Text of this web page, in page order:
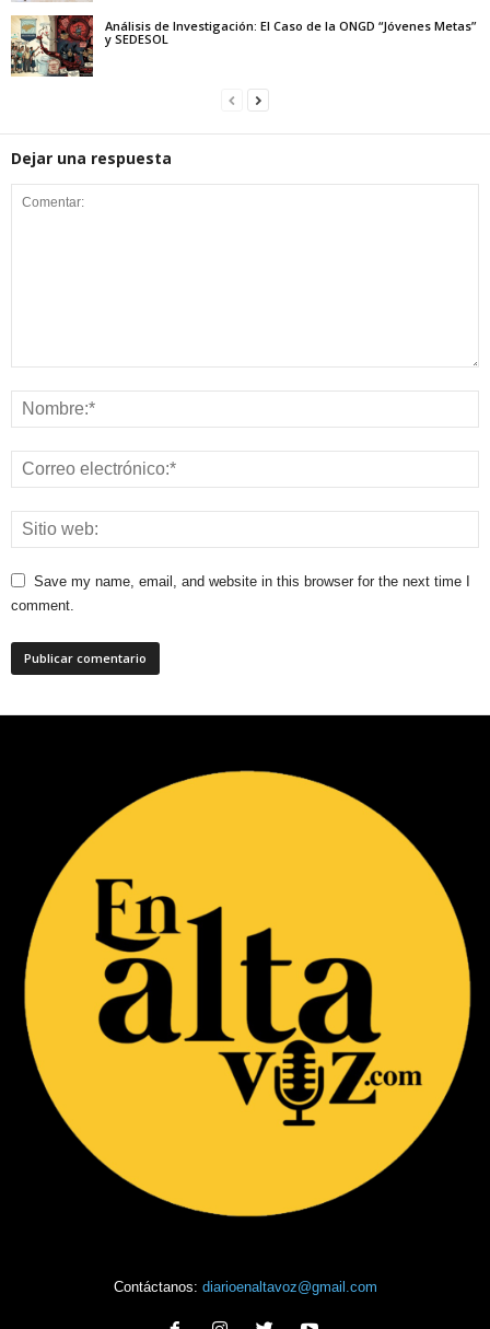
Análisis de Investigación: El Caso de la ONGD “Jóvenes Metas”
y SEDESOL
Dejar una respuesta
Save my name, email, and website in this browser for the next time I
comment.
Contáctanos: diarioenaltavoz@gmail.com